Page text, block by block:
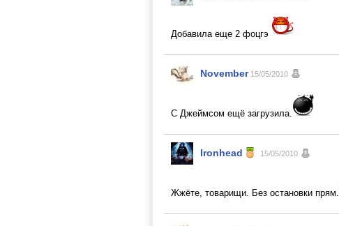
Добавила еще 2 фоцгэ
November 15/05/2010
С Джеймсом ещё загрузила.
Ironhead 15/05/2010
Жжёте, товарищи. Без остановки прям.